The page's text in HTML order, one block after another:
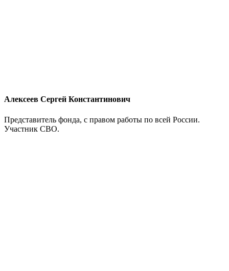
Алексеев Сергей Константинович
Представитель фонда, с правом работы по всей России.
Участник СВО.